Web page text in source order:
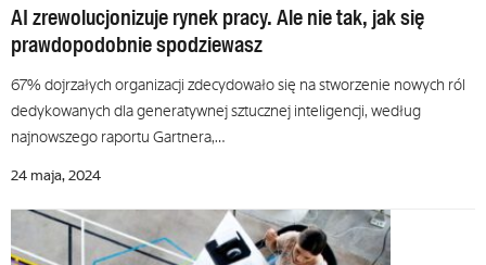
AI zrewolucjonizuje rynek pracy. Ale nie tak, jak się
prawdopodobnie spodziewasz
67% dojrzałych organizacji zdecydowało się na stworzenie nowych ról
dedykowanych dla generatywnej sztucznej inteligencji, według
najnowszego raportu Gartnera,…
24 maja, 2024